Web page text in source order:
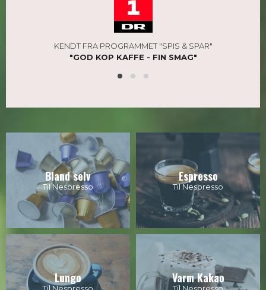
KENDT FRA PROGRAMMET "SPIS & SPAR"
"GOD KOP KAFFE - FIN SMAG"
Bland selv
Til Nespresso
Espresso
Til Nespresso
Lungo
Til Nespresso
Varm Kakao
Til Nespresso